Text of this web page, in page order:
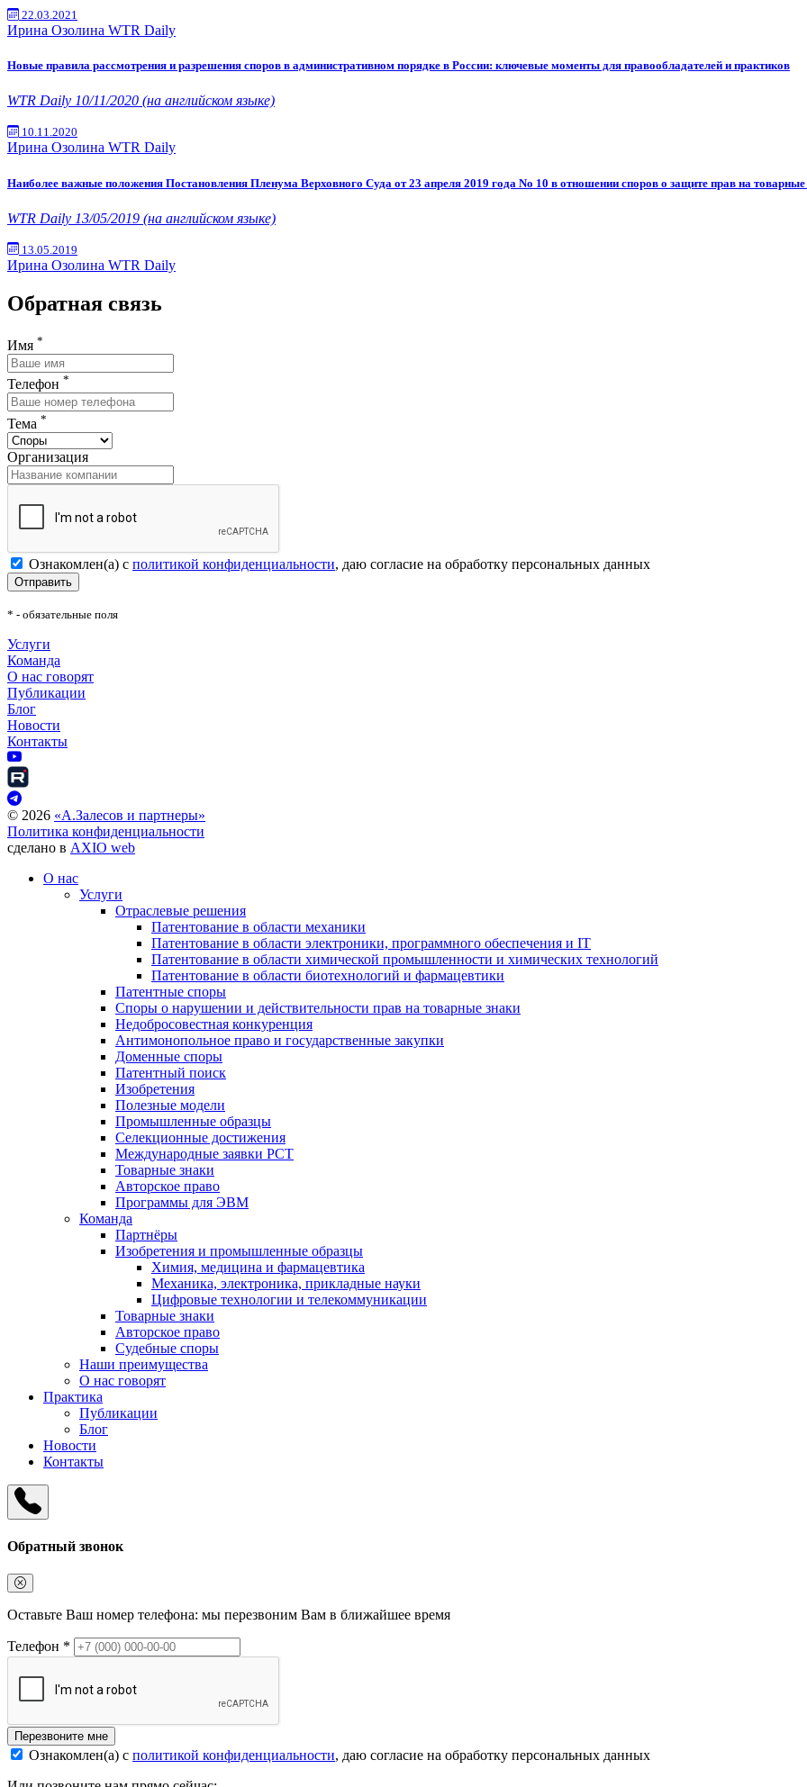
22.03.2021
Ирина Озолина WTR Daily
Новые правила рассмотрения и разрешения споров в административном порядке в России: ключевые моменты для правообладателей и практиков
WTR Daily 10/11/2020 (на английском языке)
10.11.2020
Ирина Озолина WTR Daily
Наиболее важные положения Постановления Пленума Верховного Суда от 23 апреля 2019 года No 10 в отношении споров о защите прав на товарные
WTR Daily 13/05/2019 (на английском языке)
13.05.2019
Ирина Озолина WTR Daily
Обратная связь
Имя *
Телефон *
Тема *
Организация
Ознакомлен(а) с политикой конфиденциальности, даю согласие на обработку персональных данных
Отправить
* - обязательные поля
Услуги
Команда
О нас говорят
Публикации
Блог
Новости
Контакты
© 2026 «А.Залесов и партнеры»
Политика конфиденциальности
сделано в AXIO web
О нас
Услуги
Отраслевые решения
Патентование в области механики
Патентование в области электроники, программного обеспечения и IT
Патентование в области химической промышленности и химических технологий
Патентование в области биотехнологий и фармацевтики
Патентные споры
Споры о нарушении и действительности прав на товарные знаки
Недобросовестная конкуренция
Антимонопольное право и государственные закупки
Доменные споры
Патентный поиск
Изобретения
Полезные модели
Промышленные образцы
Селекционные достижения
Международные заявки PCT
Товарные знаки
Авторское право
Программы для ЭВМ
Команда
Партнёры
Изобретения и промышленные образцы
Химия, медицина и фармацевтика
Механика, электроника, прикладные науки
Цифровые технологии и телекоммуникации
Товарные знаки
Авторское право
Судебные споры
Наши преимущества
О нас говорят
Практика
Публикации
Блог
Новости
Контакты
Обратный звонок
Оставьте Ваш номер телефона: мы перезвоним Вам в ближайшее время
Телефон *
Перезвоните мне
Ознакомлен(а) с политикой конфиденциальности, даю согласие на обработку персональных данных